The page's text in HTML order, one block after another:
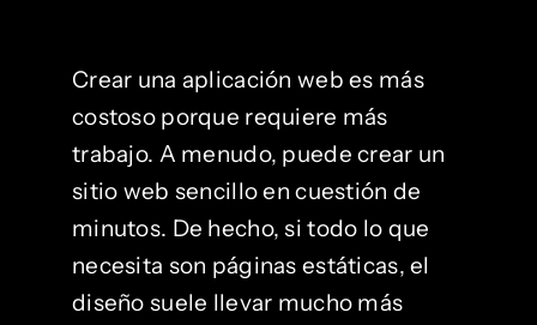
Crear una aplicación web es más
costoso porque requiere más
trabajo. A menudo, puede crear un
sitio web sencillo en cuestión de
minutos. De hecho, si todo lo que
necesita son páginas estáticas, el
diseño suele llevar mucho más